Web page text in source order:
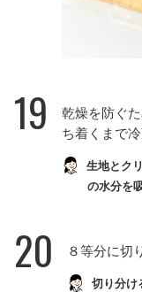
19
乾燥を防ぐ
ち着くまで
生地とク
の水分を
20 ８等分に切
切り分け